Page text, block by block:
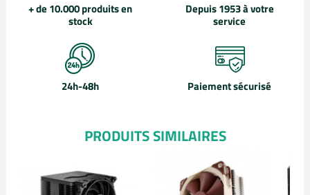
+ de 10.000 produits en
stock
Depuis 1953 à votre
service
24h-48h Paiement sécurisé
PRODUITS SIMILAIRES